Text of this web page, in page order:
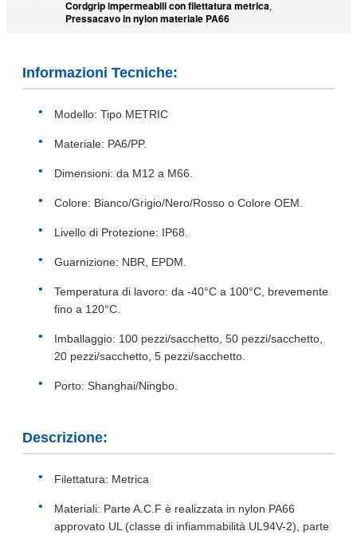
Cordgrip impermeabili con filettatura metrica,
Pressacavo in nylon materiale PA66
Informazioni Tecniche:
Modello: Tipo METRIC
Materiale: PA6/PP.
Dimensioni: da M12 a M66.
Colore: Bianco/Grigio/Nero/Rosso o Colore OEM.
Livello di Protezione: IP68.
Guarnizione: NBR, EPDM.
Temperatura di lavoro: da -40°C a 100°C, brevemente
fino a 120°C.
Imballaggio: 100 pezzi/sacchetto, 50 pezzi/sacchetto,
20 pezzi/sacchetto, 5 pezzi/sacchetto.
Porto: Shanghai/Ningbo.
Descrizione:
Filettatura: Metrica
Materiali: Parte A.C.F è realizzata in nylon PA66
approvato UL (classe di infiammabilità UL94V-2), parte